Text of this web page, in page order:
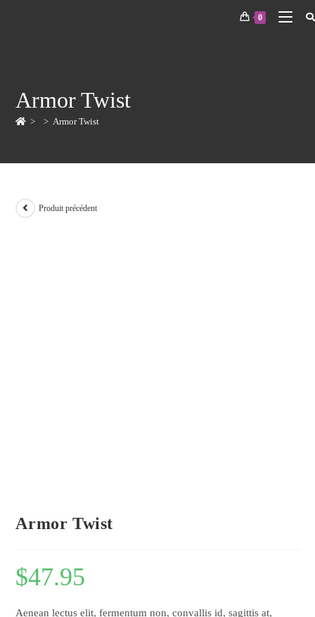
0
Armor Twist
> > Armor Twist
Produit précédent
Armor Twist
$47.95
Aenean lectus elit, fermentum non, convallis id, sagittis at,